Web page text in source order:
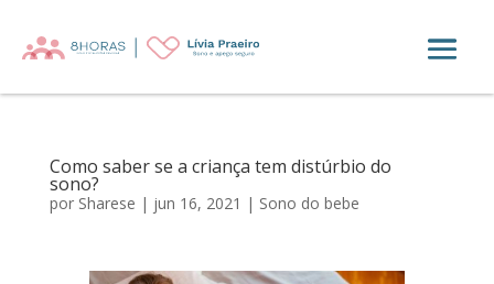
Como saber se a criança tem distúrbio do
sono?
por Sharese | jun 16, 2021 | Sono do bebe